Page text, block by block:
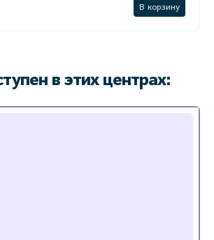
В корзину
в этих центрах: